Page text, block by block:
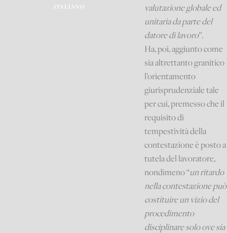
ITALIANO
valutazione globale ed
unitaria da parte del
datore di lavoro”.
Ha, poi, aggiunto come
sia altrettanto granitico
l’orientamento
giurisprudenziale tale
per cui, premesso che il
requisito di
tempestività della
contestazione è posto a
tutela del lavoratore,
nondimeno “un ritardo
nella contestazione può
costituire un vizio del
procedimento
disciplinare solo ove sia